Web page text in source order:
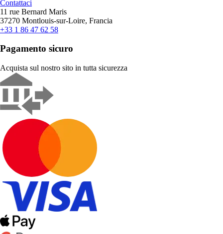
Contattaci
11 rue Bernard Maris
37270 Montlouis-sur-Loire, Francia
+33 1 86 47 62 58
Pagamento sicuro
Acquista sul nostro sito in tutta sicurezza